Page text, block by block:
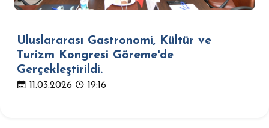
Uluslararası Gastronomi, Kültür ve
Turizm Kongresi Göreme'de
Gerçekleştirildi.
11.03.2026 19:16